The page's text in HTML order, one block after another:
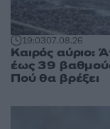
19:0307.08.26
Καιρός αύριο:
έως 39
Πού θα βρέξει